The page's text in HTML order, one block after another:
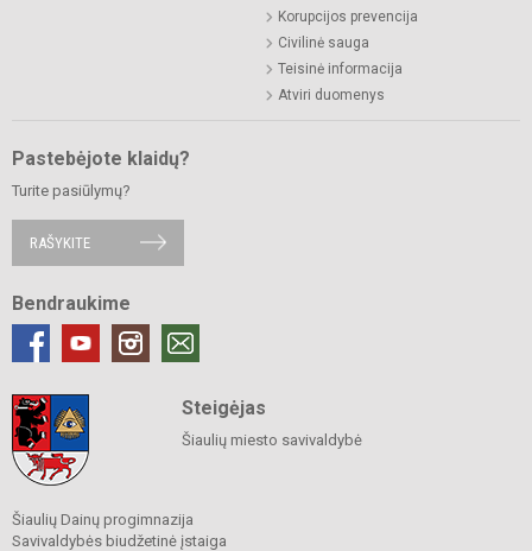
Korupcijos prevencija
Civilinė sauga
Teisinė informacija
Atviri duomenys
Pastebėjote klaidų?
Turite pasiūlymų?
RAŠYKITE
Bendraukime
Steigėjas
Šiaulių miesto savivaldybė
Šiaulių Dainų progimnazija
Savivaldybės biudžetinė įstaiga